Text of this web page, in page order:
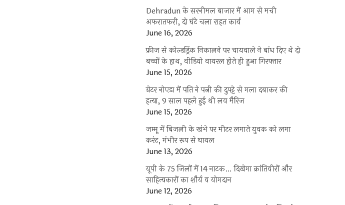
Dehradun के सरनीमल बाजार में आग से मची
अफरातफरी, दो घंटे चला राहत कार्य
June 16, 2026
फ्रीज से कोल्डड्रिंक निकालने पर चायवाले ने बांध दिए थे दो
बच्चों के हाथ, वीडियो वायरल होते ही हुआ गिरफ्तार
June 15, 2026
ग्रेटर नोएडा में पति ने पत्नी की दुपट्टे से गला दबाकर की
हत्या, 9 साल पहले हुई थी लव मैरिज
June 15, 2026
जम्मू में बिजली के खंभे पर मीटर लगाते युवक को लगा
करंट, गंभीर रूप से घायल
June 13, 2026
यूपी के 75 जिलों में 14 नाटक… दिखेगा क्रांतिवीरों और
साहित्यकारों का शौर्य व योगदान
June 12, 2026